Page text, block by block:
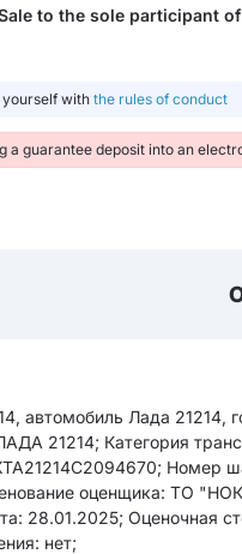
to the sole participant
yourself withthe rules of conduct
a guarantee deposit into an
автомобиль Лада 21214,
21214; Категория
Номер
оценщика: ТО
28.01.2025; Оценочная
нет;